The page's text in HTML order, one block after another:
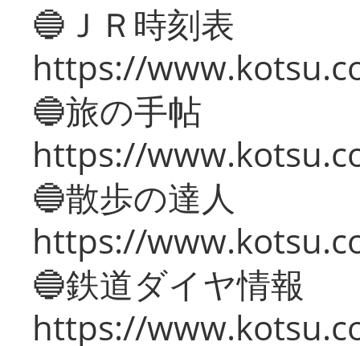
🔵ＪＲ時刻表
https://
🔵旅の手帖
https://
🔵散歩の達人
https://
🔵鉄道ダイヤ情報
https://